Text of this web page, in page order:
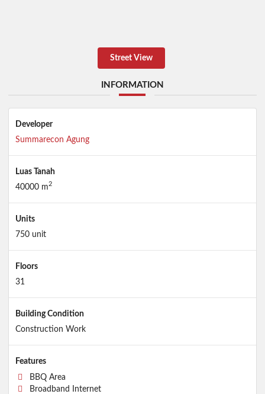
Street View
INFORMATION
Developer
Summarecon Agung
Luas Tanah
40000 m2
Units
750 unit
Floors
31
Building Condition
Construction Work
Features
BBQ Area
Broadband Internet